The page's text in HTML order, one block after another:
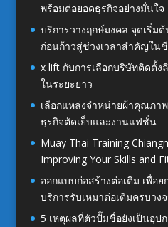
พร้อมต่อยอดธุรกิจอย่างมั่นใจ
บริการวางฤกษ์มงคล จุดเริ่ม
ก่อนก้าวสู่ช่วงเวลาสำคัญใน
x lift กับการเลือกบริษัทติดตั้
ในระยะยาว
เลือกแหล่งจำหน่ายผ้าคุณภา
ธุรกิจตัดเย็บและงานแฟชั่น
Muay Thai Training
Improving Your Skills and
ออกแบบก่อสร้างต่อเติม เพื่อ
บริการรับเหมาต่อเติมครบวง
5 เหตุผลที่ตัวปั๊มชื่อยังเป็นอุ